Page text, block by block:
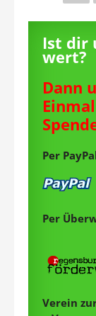
Ist dir
wert?
Dann
Per
Per
Verein